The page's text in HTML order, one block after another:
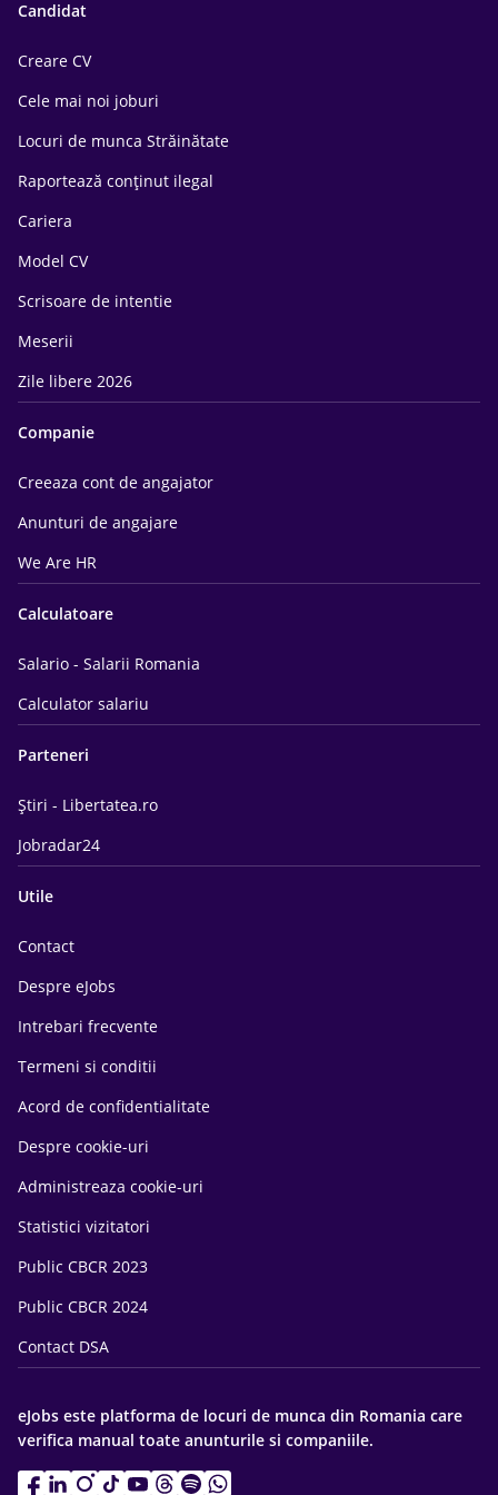
Candidat
Creare CV
Cele mai noi joburi
Locuri de munca Străinătate
Raportează conținut ilegal
Cariera
Model CV
Scrisoare de intentie
Meserii
Zile libere 2026
Companie
Creeaza cont de angajator
Anunturi de angajare
We Are HR
Calculatoare
Salario - Salarii Romania
Calculator salariu
Parteneri
Știri - Libertatea.ro
Jobradar24
Utile
Contact
Despre eJobs
Intrebari frecvente
Termeni si conditii
Acord de confidentialitate
Despre cookie-uri
Administreaza cookie-uri
Statistici vizitatori
Public CBCR 2023
Public CBCR 2024
Contact DSA
eJobs este platforma de locuri de munca din Romania care
verifica manual toate anunturile si companiile.